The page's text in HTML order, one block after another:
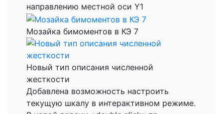
направлению местной оси Y1
Мозайка бимоментов в КЭ 7
Новый тип описания численной
жесткости
Добавлена возможность настроить
текущую шкалу в интерактивном режиме.